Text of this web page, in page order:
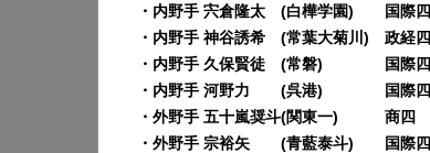
・内野手 宍倉隆太 (白樺学園) 国際四
・内野手 神谷誘希 (常葉大菊川) 政経四
・内野手 久保賢徒 (常磐) 国際四
・内野手 河野力 (呉港) 国際四
・外野手 五十嵐奨斗(関東一) 商四
・外野手 宗裕矢 (青藍泰斗) 国際四